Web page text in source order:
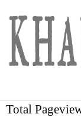
Total